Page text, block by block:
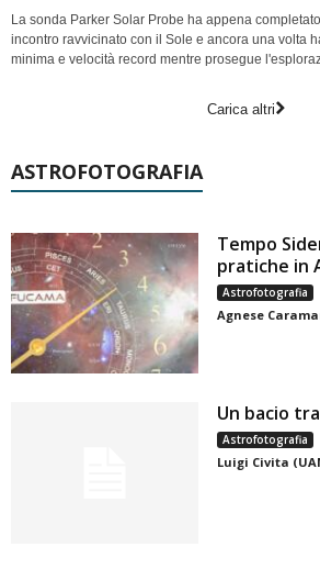
La sonda Parker Solar Probe ha appena
incontro ravvicinato con il Sole e ancora una volta
minima e velocità record mentre prosegue
Carica altri
ASTROFOTOGRAFIA
Tempo
pratiche in
Astrofotografia
Agnese
Un bacio
Astrofotografia
Luigi Civita